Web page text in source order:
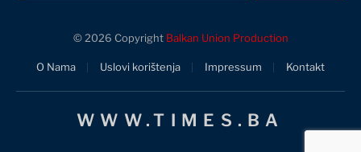
© 2026 Copyright Balkan Union Production
O Nama Uslovi korištenja Impressum Kontakt
WWW.TIMES.BA